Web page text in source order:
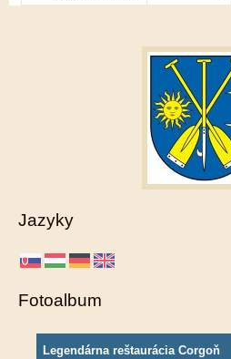
Jazyky
Fotoalbum
Legendárna reštaurácia Corgoň